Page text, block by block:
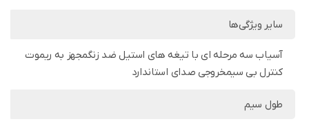
سایر ویژگی‌ها
آسیاب سه مرحله ای با تیغه های استیل ضد زنگمجهز به ریموت
کنترل بی سیمخروجی صدای استاندارد
طول سیم